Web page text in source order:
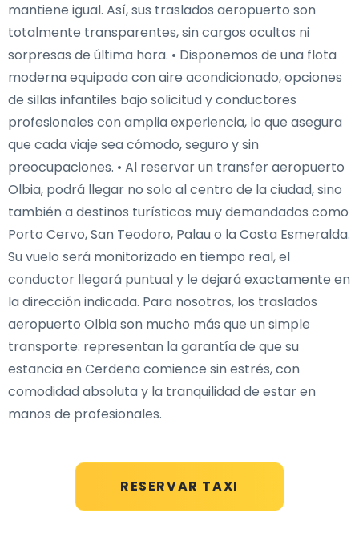
RESERVAR TAXI
mantiene igual. Así, sus traslados aeropuerto son
totalmente transparentes, sin cargos ocultos ni
sorpresas de última hora. • Disponemos de una flota
moderna equipada con aire acondicionado, opciones
de sillas infantiles bajo solicitud y conductores
profesionales con amplia experiencia, lo que asegura
que cada viaje sea cómodo, seguro y sin
preocupaciones. • Al reservar un transfer aeropuerto
Olbia, podrá llegar no solo al centro de la ciudad, sino
también a destinos turísticos muy demandados como
Porto Cervo, San Teodoro, Palau o la Costa Esmeralda.
Su vuelo será monitorizado en tiempo real, el
conductor llegará puntual y le dejará exactamente en
la dirección indicada. Para nosotros, los traslados
aeropuerto Olbia son mucho más que un simple
transporte: representan la garantía de que su
estancia en Cerdeña comience sin estrés, con
comodidad absoluta y la tranquilidad de estar en
manos de profesionales.